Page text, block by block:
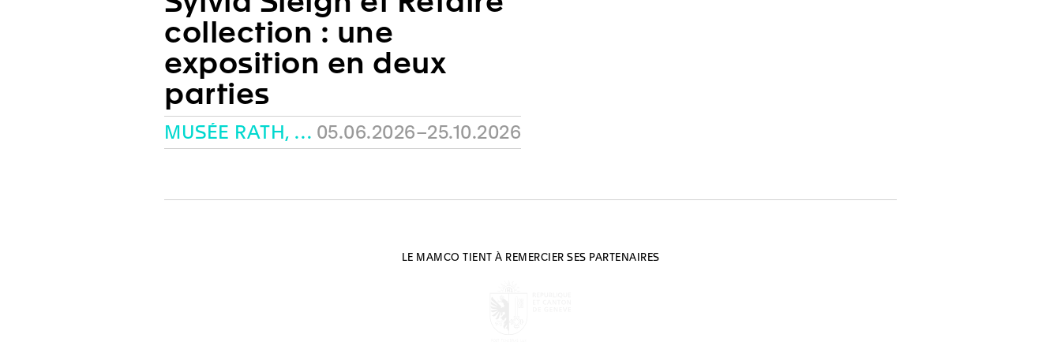
collection : une
exposition en deux
parties
MUSÉE RATH, GENÈVE 05.06.2026–25.10.2026
LE MAMCO TIENT À REMERCIER SES PARTENAIRES